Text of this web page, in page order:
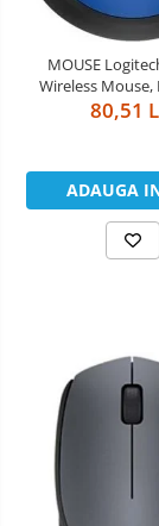
MOUSE Logitech
Wireless Mouse,
80,51
ADAUGA